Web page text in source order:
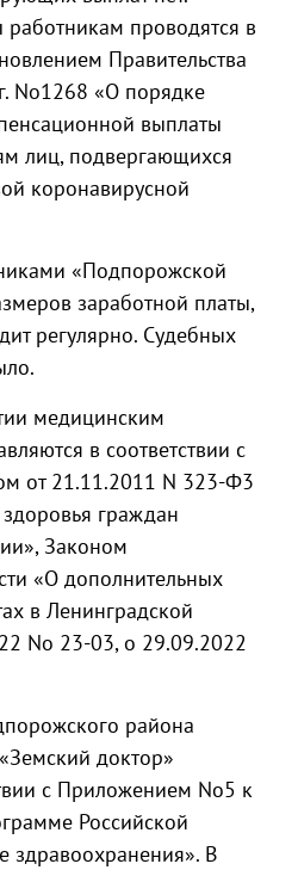
проводятся в
Правительства
No1268 «O порядке
выплаты
лиц, подвергающихся
коронавирусной
«Подпорожской
заработной платы,
регулярно. Судебных
медицинским
в соответствии с
от 21.11.2011 N 323-Ф3
граждан
Законом
«O дополнительных
в Ленинградской
No 23-03, o 29.09.2022
района
доктор»
с Приложением No5 к
Российской
здравоохранения». В